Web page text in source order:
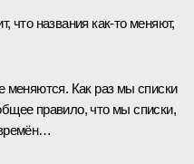
что названия как‑то меняют,
меняются. Как раз мы списки
правило, что мы списки,